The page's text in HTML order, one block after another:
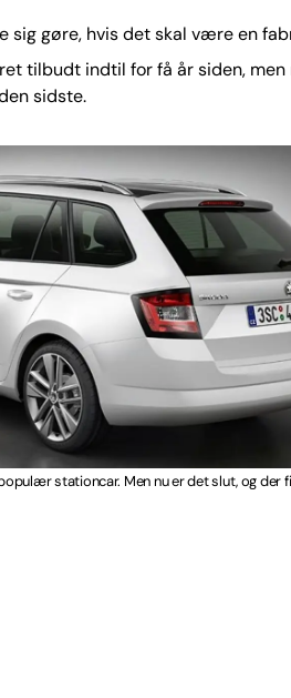
sig gøre, hvis det skal være en
tilbudt indtil for få år siden, men
sidste.
stationcar. Men nu er det slut, og der